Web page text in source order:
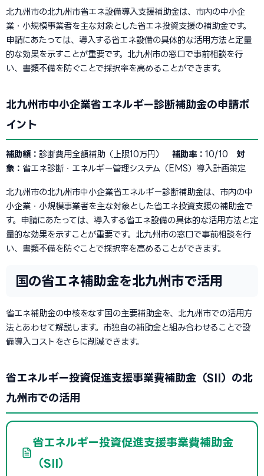
北九州市の北九州市省エネ設備導入支援補助金は、市内の中小企
業・小規模事業者を主な対象とした省エネ投資支援の補助金です。
申請にあたっては、導入する省エネ設備の具体的な活用方法と定量
的な効果を示すことが重要です。北九州市の窓口で事前相談を行
い、書類不備を防ぐことで採択率を高めることができます。
北九州市中小企業省エネルギー診断補助金の申請ポ
イント
補助額： 診断費用全額補助（上限10万円） 補助率： 10/10 対
象： 省エネ診断・エネルギー管理システム（EMS）導入計画策定
北九州市の北九州市中小企業省エネルギー診断補助金は、市内の中
小企業・小規模事業者を主な対象とした省エネ投資支援の補助金で
す。申請にあたっては、導入する省エネ設備の具体的な活用方法と定
量的な効果を示すことが重要です。北九州市の窓口で事前相談を行
い、書類不備を防ぐことで採択率を高めることができます。
国の省エネ補助金を北九州市で活用
省エネ補助金の中核をなす国の主要補助金を、北九州市での活用方
法とあわせて解説します。市独自の補助金と組み合わせることで設
備導入コストをさらに削減できます。
省エネルギー投資促進支援事業費補助金（SII）の北
九州市での活用
省エネルギー投資促進支援事業費補助金
（SII）